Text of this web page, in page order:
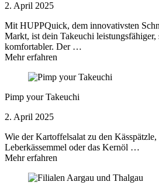
2. April 2025
Mit HUPPQuick, dem innovativsten
Markt, ist dein Takeuchi leistungsfähiger,
komfortabler. Der …
Mehr erfahren
Pimp your Takeuchi
2. April 2025
Wie der Kartoffelsalat zu den
Leberkässemmel oder das Kernöl …
Mehr erfahren